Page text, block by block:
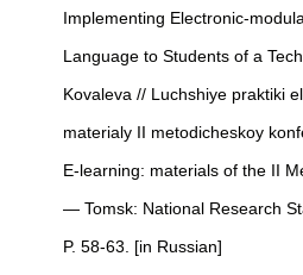
Implementing Electronic-
Language to Students of a
Kovaleva // Luchshiye praktiki
materialy II metodicheskoy
E-learning: materials of the II
— Tomsk: National Research
P. 58-63. [in Russian]